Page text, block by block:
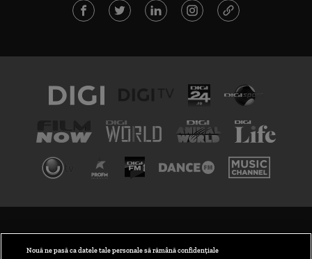
Nouă ne pasă ca datele tale personale să rămână confidențiale